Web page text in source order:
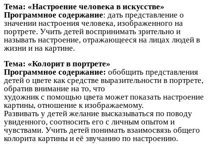
Тема: «Настроение человека в искусстве»
Программное содержание: дать представление о
значении настроения человека, изображенного на
портрете. Учить детей воспринимать зрительно и
называть настроение, отражающееся на лицах людей в
жизни и на картине.
Тема: «Колорит в портрете»
Программное содержание: обобщить представления
детей о цвете как средстве выразительности в портрете,
обратив внимание на то, что
художник с помощью цвета может показать настроение
картины, отношение к изображаемому.
Развивать у детей желание высказываться по поводу
увиденного, соотносить его с личным опытом и
чувствами. Учить детей понимать взаимосвязь общего
колорита картины и её звучанию по настроению.